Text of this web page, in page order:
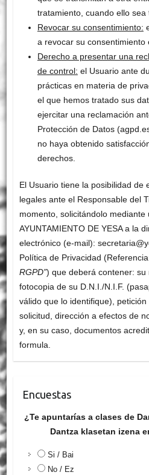
tratamiento, cuando ello sea
Revocar su consentimiento:
a revocar su consentimiento
Derecho a presentar una
de control: el Usuario ante
prácticas en materia de
el que hemos tratado sus
ejercitar una reclamación
Protección de Datos
no haya obtenido
derechos.
El Usuario tiene la posibilidad de
legales ante el Responsable del
momento, solicitándolo mediante
AYUNTAMIENTO DE YESA a la
electrónico (e-mail):
Política de Privacidad
RGPD”) que deberá contener: su
fotocopia de su D.N.I./N.I.F.
válido que lo identifique),
solicitud, dirección a efectos de
y, en su caso, documentos
formula.
Encuestas
¿Te apuntarías a clases de
Dantza klasetan izena
Si / Bai
No / Ez